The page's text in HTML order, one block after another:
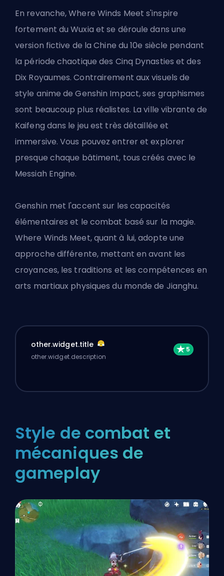
En revanche, Where Winds Meet s'inspire
fortement du Wuxia et se déroule dans une
version fictive de la Chine du 10e siècle pendant
la période chaotique des Cinq Dynasties et des
Dix Royaumes. Contrairement aux visuels de
style anime de Genshin Impact, ses graphismes
sont beaucoup plus réalistes. La ville vibrante de
Kaifeng dans le jeu est très détaillée et
immersive. Vous pouvez entrer et explorer
presque chaque bâtiment, tous créés avec le
Messiah Engine.
Genshin met l'accent sur les capacités
élémentaires et le combat basé sur la magie.
Where Winds Meet, quant à lui, adopte une
approche différente, mettant en avant les
croyances, les traditions et les compétences en
arts martiaux physiques du monde de Jianghu.
other.widget.title
other.widget.description
Style de combat et
mécaniques de
gameplay